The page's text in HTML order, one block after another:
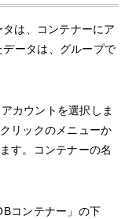
は、コンテナーにア
ータは、グループで
カウントを選択しま
リックのメニューか
す。コンテナーの名
コンテナー」の下